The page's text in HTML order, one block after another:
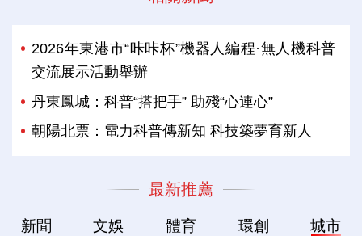
2026年東港市“咔咔杯”機器人編程·無人機科普
交流展示活動舉辦
丹東鳳城：科普“搭把手” 助殘“心連心”
朝陽北票：電力科普傳新知 科技築夢育新人
最新推薦
新聞 文娛 體育 環創 城市